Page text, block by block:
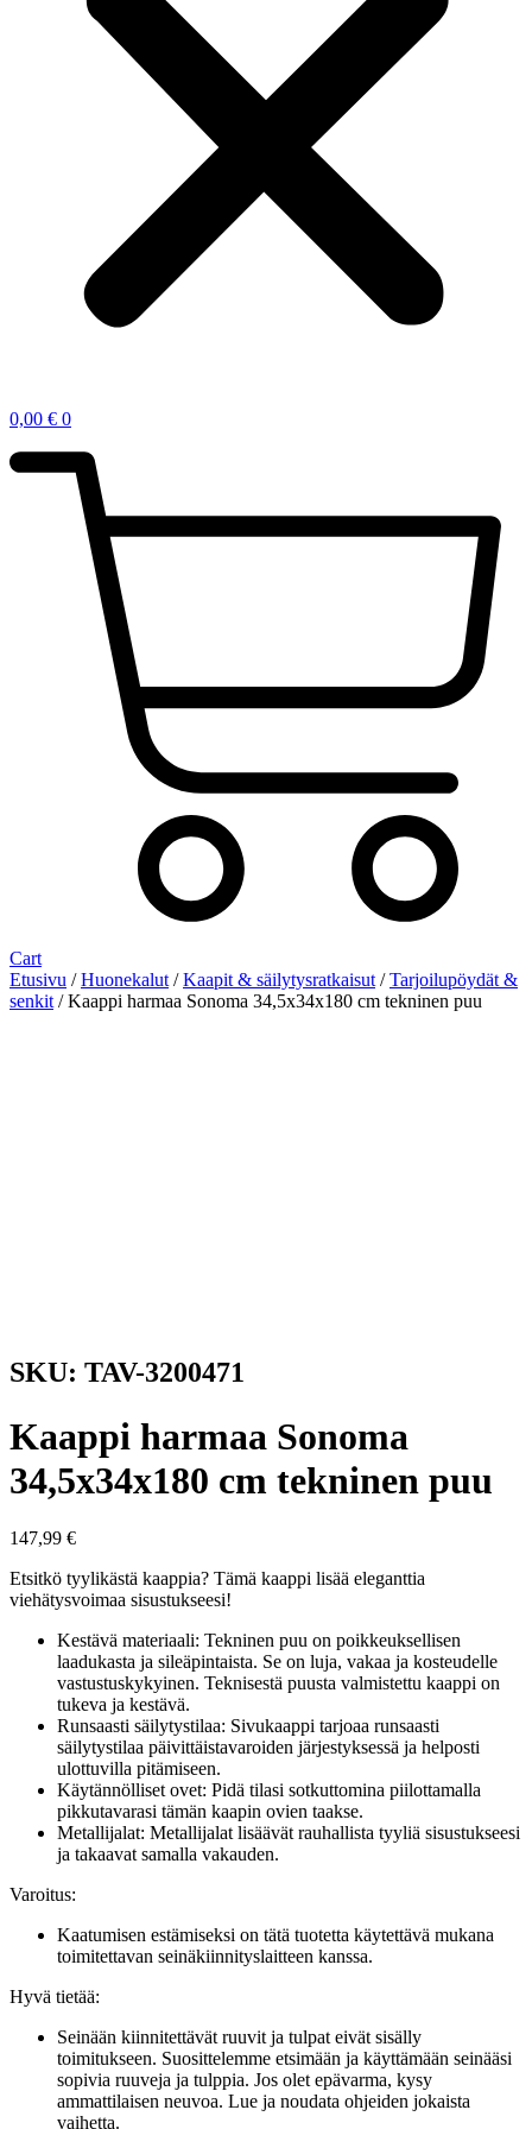
0,00 € 0
Cart
Etusivu /Huonekalut /Kaapit & säilytysratkaisut /Tarjoilupöydät &
senkit / Kaappi harmaa Sonoma 34,5x34x180 cm tekninen puu
SKU: TAV-3200471
Kaappi harmaa Sonoma
34,5x34x180 cm tekninen puu
147,99 €
Etsitkö tyylikästä kaappia? Tämä kaappi lisää eleganttia
viehätysvoimaa sisustukseesi!
Kestävä materiaali: Tekninen puu on poikkeuksellisen
laadukasta ja sileäpintaista. Se on luja, vakaa ja kosteudelle
vastustuskykyinen. Teknisestä puusta valmistettu kaappi on
tukeva ja kestävä.
Runsaasti säilytystilaa: Sivukaappi tarjoaa runsaasti
säilytystilaa päivittäistavaroiden järjestyksessä ja helposti
ulottuvilla pitämiseen.
Käytännölliset ovet: Pidä tilasi sotkuttomina piilottamalla
pikkutavarasi tämän kaapin ovien taakse.
Metallijalat: Metallijalat lisäävät rauhallista tyyliä sisustukseesi
ja takaavat samalla vakauden.
Varoitus:
Kaatumisen estämiseksi on tätä tuotetta käytettävä mukana
toimitettavan seinäkiinnityslaitteen kanssa.
Hyvä tietää:
Seinään kiinnitettävät ruuvit ja tulpat eivät sisälly
toimitukseen. Suosittelemme etsimään ja käyttämään seinääsi
sopivia ruuveja ja tulppia. Jos olet epävarma, kysy
ammattilaisen neuvoa. Lue ja noudata ohjeiden jokaista
vaihetta.